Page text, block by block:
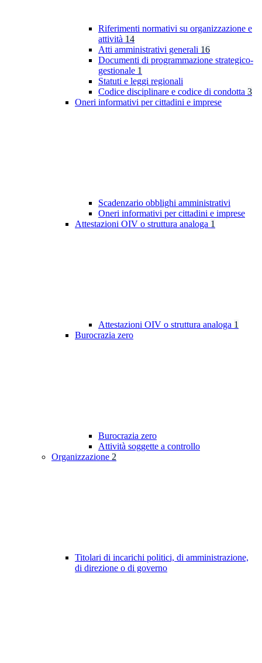
Riferimenti normativi su organizzazione e
attività 14
Atti amministrativi generali 16
Documenti di programmazione strategico-
gestionale 1
Statuti e leggi regionali
Codice disciplinare e codice di condotta 3
Oneri informativi per cittadini e imprese
Scadenzario obblighi amministrativi
Oneri informativi per cittadini e imprese
Attestazioni OIV o struttura analoga 1
Attestazioni OIV o struttura analoga 1
Burocrazia zero
Burocrazia zero
Attività soggette a controllo
Organizzazione 2
Titolari di incarichi politici, di amministrazione,
di direzione o di governo